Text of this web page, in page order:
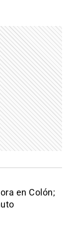
en Colón;